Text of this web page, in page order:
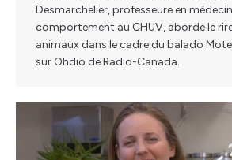
Desmarchelier, professeure en
comportement au CHUV, aborde le
animaux dans le cadre du balado
sur Ohdio de Radio-Canada.